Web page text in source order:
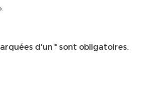
d'un * sont obligatoires.